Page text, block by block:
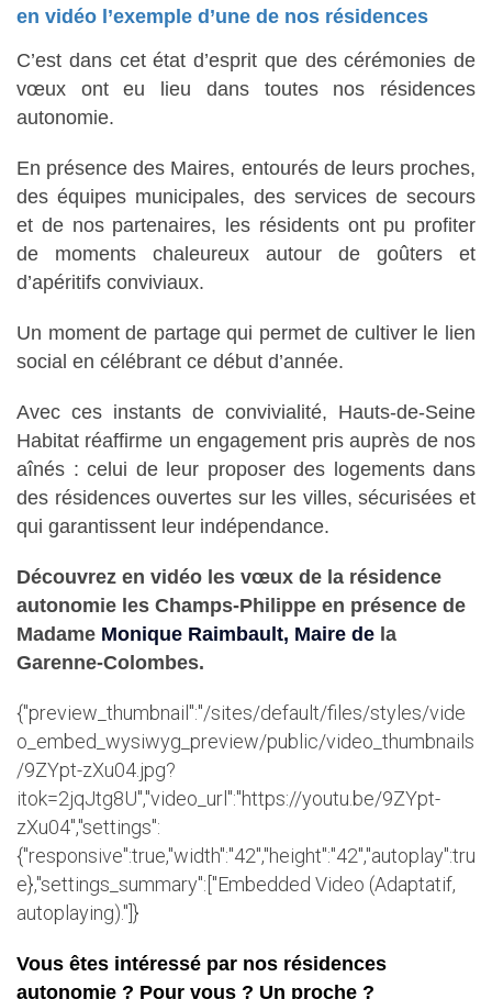
en vidéo l’exemple d’une de nos résidences
C’est dans cet état d’esprit que des cérémonies de
vœux ont eu lieu dans toutes nos résidences
autonomie.
En présence des Maires, entourés de leurs proches,
des équipes municipales, des services de secours
et de nos partenaires, les résidents ont pu profiter
de moments chaleureux autour de goûters et
d’apéritifs conviviaux.
Un moment de partage qui permet de cultiver le lien
social en célébrant ce début d’année.
Avec ces instants de convivialité, Hauts-de-Seine
Habitat réaffirme un engagement pris auprès de nos
aînés : celui de leur proposer des logements dans
des résidences ouvertes sur les villes, sécurisées et
qui garantissent leur indépendance.
Découvrez en vidéo les vœux de la résidence
autonomie les Champs-Philippe en présence de
Madame Monique Raimbault, Maire de la
Garenne-Colombes.
{"preview_thumbnail":"/sites/default/files/styles/vide
o_embed_wysiwyg_preview/public/video_thumbnails
/9ZYpt-zXu04.jpg?
itok=2jqJtg8U","video_url":"https://youtu.be/9ZYpt-
zXu04","settings":
{"responsive":true,"width":"42","height":"42","autoplay":tru
e},"settings_summary":["Embedded Video (Adaptatif,
autoplaying)."]}
Vous êtes intéressé par nos résidences
autonomie ? Pour vous ? Un proche ?